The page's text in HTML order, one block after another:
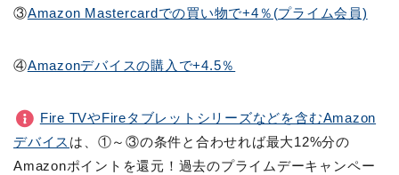
③Amazon Mastercardでの買い物で+4％(プライム会員)
④Amazonデバイスの購入で+4.5％
Fire TVやFireタブレットシリーズなどを含むAmazon
デバイス は、①～③の条件と合わせれば最大12%分の
Amazonポイントを還元！過去のプライムデーキャンペー